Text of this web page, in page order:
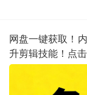
网盘一键获取！
升剪辑技能！点